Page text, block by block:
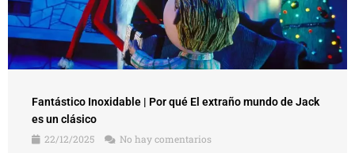
Fantástico Inoxidable | Por qué El extraño mundo de Jack
es un clásico
22/12/2025
No hay comentarios